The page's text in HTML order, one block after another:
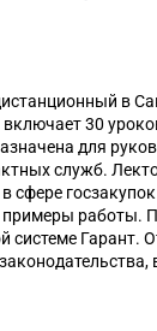
в
30
для
служб.
сфере
примеры работы.
системе Гарант.